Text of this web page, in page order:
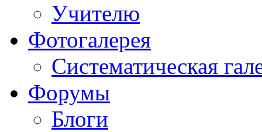
Учителю
Фотогалерея
Систематическая
Форумы
Блоги